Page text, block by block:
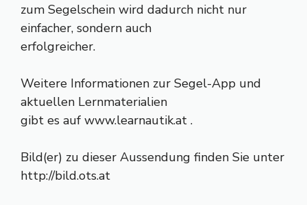
zum Segelschein wird dadurch nicht nur
einfacher, sondern auch
erfolgreicher.
Weitere Informationen zur Segel-App und
aktuellen Lernmaterialien
gibt es auf www.learnautik.at .
Bild(er) zu dieser Aussendung finden Sie unter
http://bild.ots.at